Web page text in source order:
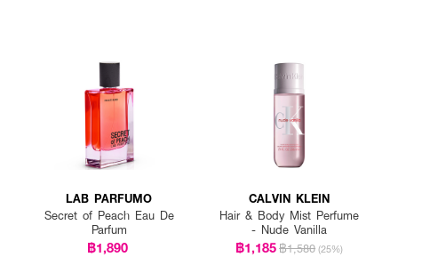
LAB PARFUMO
Secret of Peach Eau De
Parfum
฿1,890
CALVIN KLEIN
Hair & Body Mist Perfume
- Nude Vanilla
฿1,185฿1,580 (25%)